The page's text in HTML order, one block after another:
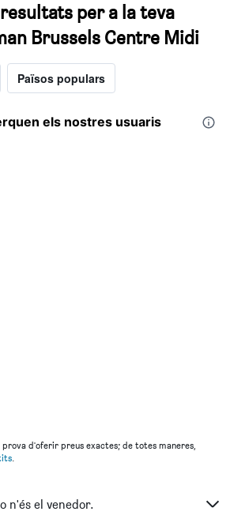
per a la teva
Brussels Centre Midi
Països populars
els nostres usuaris
d'oferir preus exactes; de totes maneres,
.
n'és el venedor.